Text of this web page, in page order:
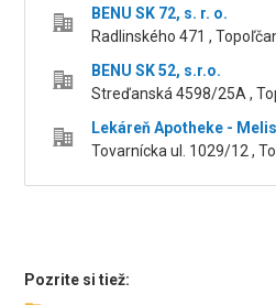
BENU SK 72, s. r. o.
Radlinského 471 ,
BENU SK 52, s.r.o.
Streďanská 4598/25A ,
Lekáreň Apotheke -
Tovarnícka ul. 1029/12 ,
Pozrite si tiež: